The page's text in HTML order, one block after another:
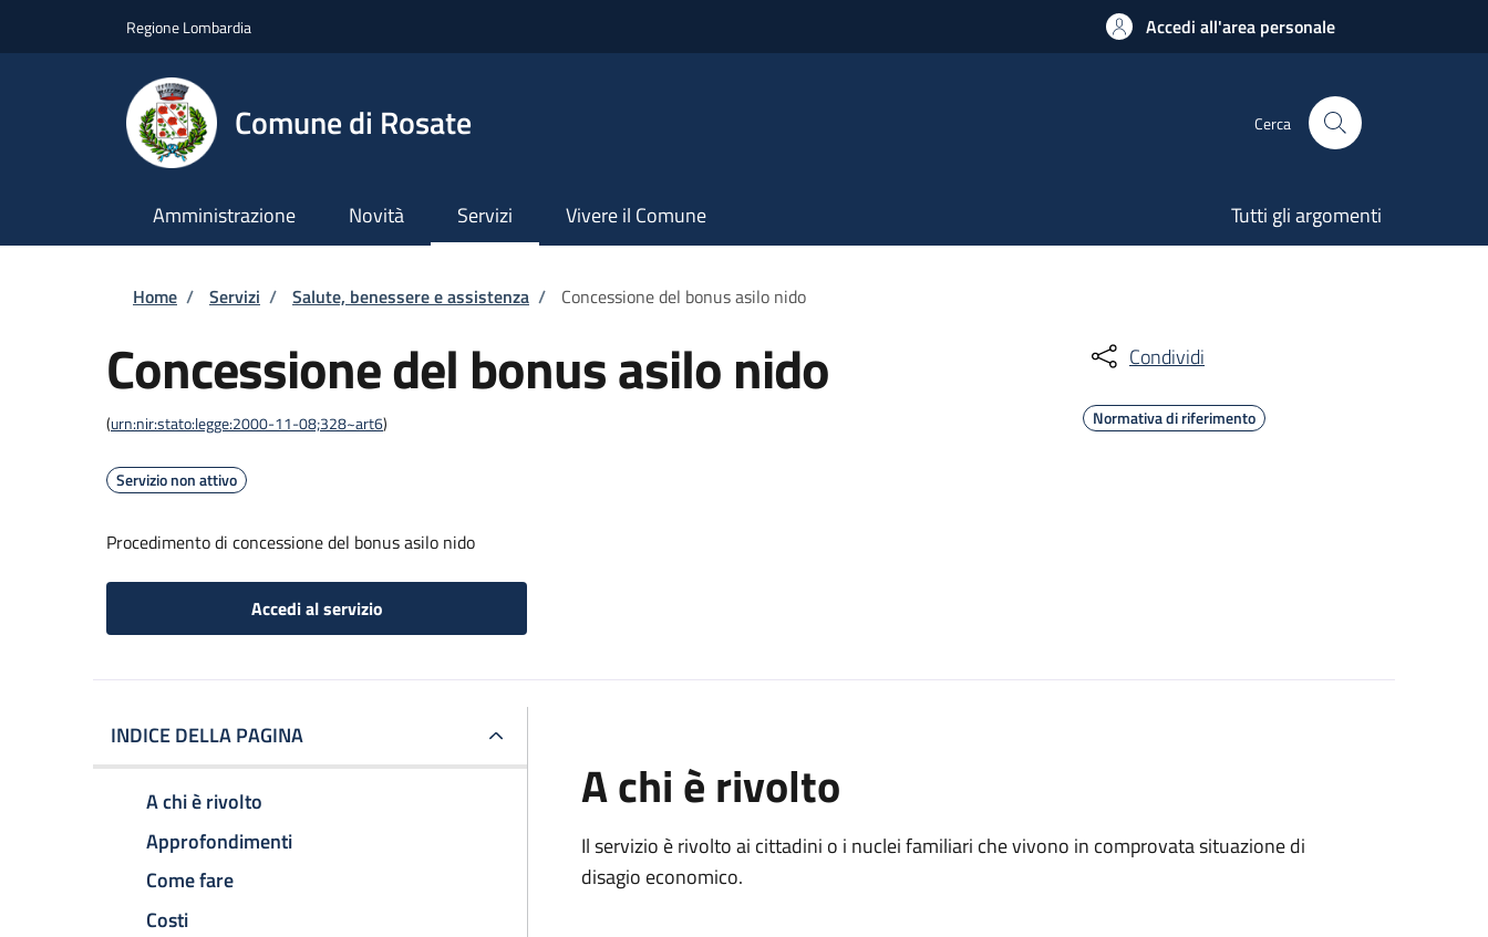
Regione Lombardia Accedi all'area personale
Comune di Rosate Cerca
Amministrazione Novità Servizi Vivere il Comune Tutti gli argomenti
Briciole di pane
Home / Servizi / Salute, benessere e assistenza / Concessione del bonus asilo nido
Concessione del bonus asilo nido
(urn:nir:stato:legge:2000-11-08;328~art6)
Servizio non attivo
Procedimento di concessione del bonus asilo nido
Accedi al servizio
Condividi
Normativa di riferimento
INDICE DELLA PAGINA
A chi è rivolto
Approfondimenti
Come fare
Costi
A chi è rivolto
Il servizio è rivolto ai cittadini o i nuclei familiari che vivono in comprovata situazione di
disagio economico.